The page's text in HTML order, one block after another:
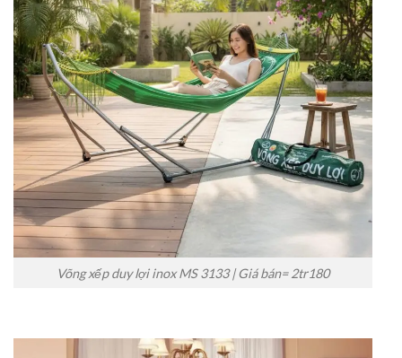
Võng xếp duy lợi inox MS 3133 | Giá bán= 2tr180